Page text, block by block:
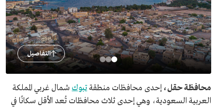
التفاصيل
محافظة حقل،إحدى محافظات منطقةتبوك شمال غربي المملكة
العربية السعودية، وهي إحدى ثلاث محافظات تُعد الأقل سكانًا في